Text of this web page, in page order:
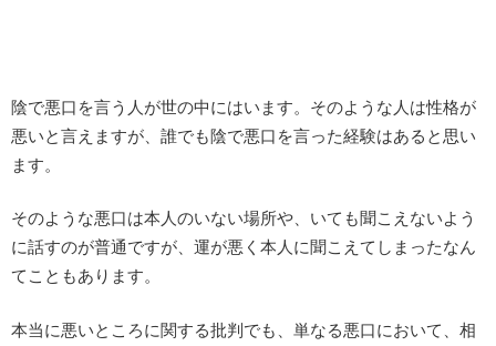
陰で悪口を言う人が世の中にはいます。そのような人は性格が
悪いと言えますが、誰でも陰で悪口を言った経験はあると思い
ます。
そのような悪口は本人のいない場所や、いても聞こえないよう
に話すのが普通ですが、運が悪く本人に聞こえてしまったなん
てこともあります。
本当に悪いところに関する批判でも、単なる悪口において、相